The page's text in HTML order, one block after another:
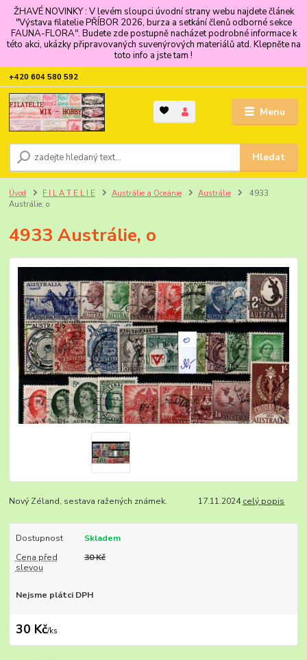
ŽHAVÉ NOVINKY : V levém sloupci úvodní strany webu najdete článek
"Výstava filatelie PŘÍBOR 2026, burza a setkání členů odborné sekce
FAUNA-FLORA". Budete zde postupně nacházet podrobné informace k
této akci, ukázky připravovaných suvenýrových materiálů atd. Klepněte na
toto info a jste tam !
Menu
Hledat
+420 604 580 592
Úvod F I L A T E L I E Austrálie a Oceánie Austrálie
4933
Austrálie, o
4933 Austrálie, o
Nový Zéland, sestava ražených známek. 17.11.2024celý popis
Dostupnost
Skladem
Cena před
slevou
30 Kč
Nejsme plátci DPH
30 Kč/ks